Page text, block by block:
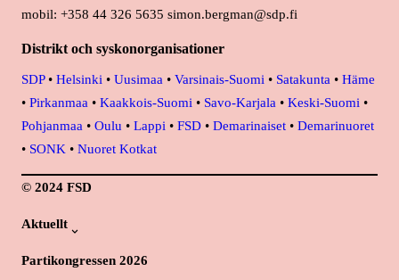
mobil: +358 44 326 5635 simon.bergman@sdp.fi
Distrikt och syskonorganisationer
SDP• Helsinki • Uusimaa • Varsinais-Suomi • Satakunta • Häme
• Pirkanmaa • Kaakkois-Suomi • Savo-Karjala • Keski-Suomi •
Pohjanmaa • Oulu • Lappi • FSD • Demarinaiset • Demarinuoret
• SONK • Nuoret Kotkat
© 2024 FSD
Aktuellt
Partikongressen 2026